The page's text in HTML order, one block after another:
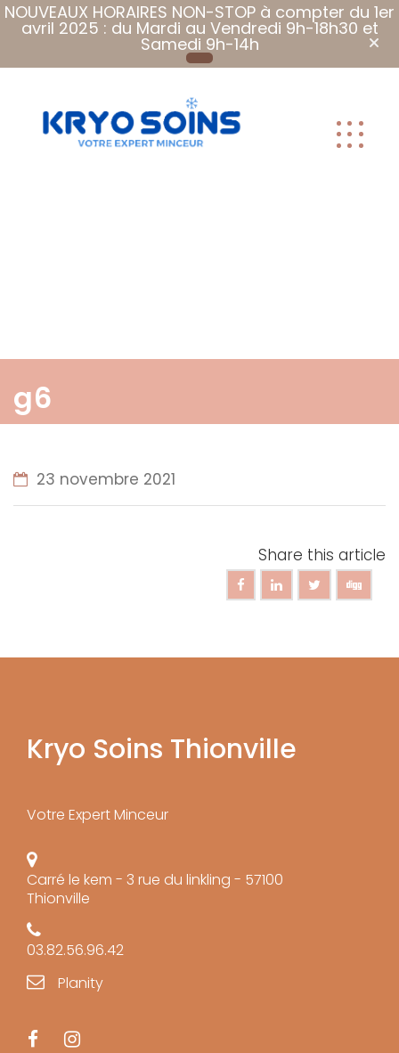
NOUVEAUX HORAIRES NON-STOP à compter du 1er
avril 2025 : du Mardi au Vendredi 9h-18h30 et
Samedi 9h-14h
g6
23 novembre 2021
Share this article
Kryo Soins Thionville
Votre Expert Minceur
Carré le kem - 3 rue du linkling - 57100
Thionville
03.82.56.96.42
Planity